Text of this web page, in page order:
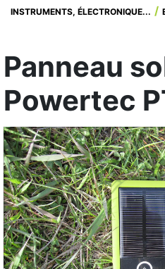
INSTRUMENTS, ÉLECTRONIQUE...
Panneau
Powertec